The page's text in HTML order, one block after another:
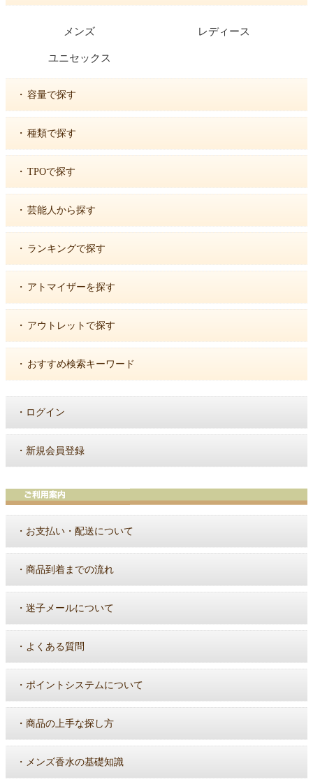
メンズ レディース
ユニセックス
・ 容量で探す
・ 種類で探す
・ TPOで探す
・ 芸能人から探す
・ ランキングで探す
・ アトマイザーを探す
・ アウトレットで探す
・ おすすめ検索キーワード
・ ログイン
・ 新規会員登録
・ お支払い・配送について
・ 商品到着までの流れ
・ 迷子メールについて
・ よくある質問
・ ポイントシステムについて
・ 商品の上手な探し方
・ メンズ香水の基礎知識